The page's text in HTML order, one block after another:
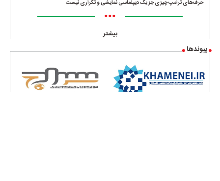
حرف‌های ترامپ چیزی جز یک دیپلماسی نمایشی و تکراری نیست
•••
بیشتر
پیوندها